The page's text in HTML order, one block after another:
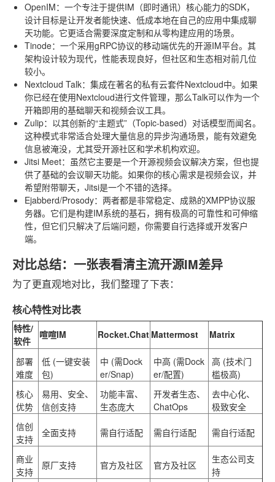
OpenIM：一个专注于提供IM（即时通讯）核心能力的SDK，
设计目标是让开发者能快速、低成本地在自己的应用中集成聊
天功能。它更适合需要深度定制和从零构建应用的场景。
Tinode：一个采用gRPC协议的移动端优先的开源IM平台。其
架构设计较为现代，性能表现良好，但社区和生态相对前几位
较小。
Nextcloud Talk：集成在著名的私有云套件Nextcloud中。如果
你已经在使用Nextcloud进行文件管理，那么Talk可以作为一个
开箱即用的基础聊天和视频会议工具。
Zulip：以其创新的“主题式”（Topic-based）对话模型而闻名。
这种模式非常适合处理大量信息的异步沟通场景，能有效避免
信息被淹没，尤其受开源社区和学术机构欢迎。
Jitsi Meet：虽然它主要是一个开源视频会议解决方案，但也提
供了基础的会议聊天功能。如果你的核心需求是视频会议，并
希望附带聊天，Jitsi是一个不错的选择。
Ejabberd/Prosody：两者都是非常稳定、成熟的XMPP协议服
务器。它们是构建IM系统的基石，拥有极高的可靠性和可伸缩
性，但它们只解决了后端问题，你需要自行选择或开发客户
端。
对比总结：一张表看清主流开源IM差异
为了更直观地对比，我们整理了下表：
核心特性对比表
特性/
软件
喧喧IM Rocket.Chat Mattermost Matrix
部署
难度
低 (一键安装
包)
中 (需Dock
er/Snap)
中高 (需Dock
er/配置)
高 (技术门
槛极高)
核心
优势
易用、安全、
信创支持
功能丰富、
生态庞大
开发者生态、
ChatOps
去中心化、
极致安全
信创
支持
全面支持 需自行适配 需自行适配 需自行适配
商业
支持
原厂支持 官方及社区 官方及社区
生态公司支
持